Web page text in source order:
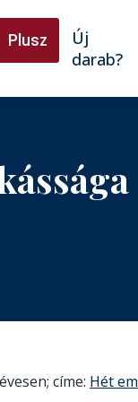
Plusz
Új
darab?
címe: Hét